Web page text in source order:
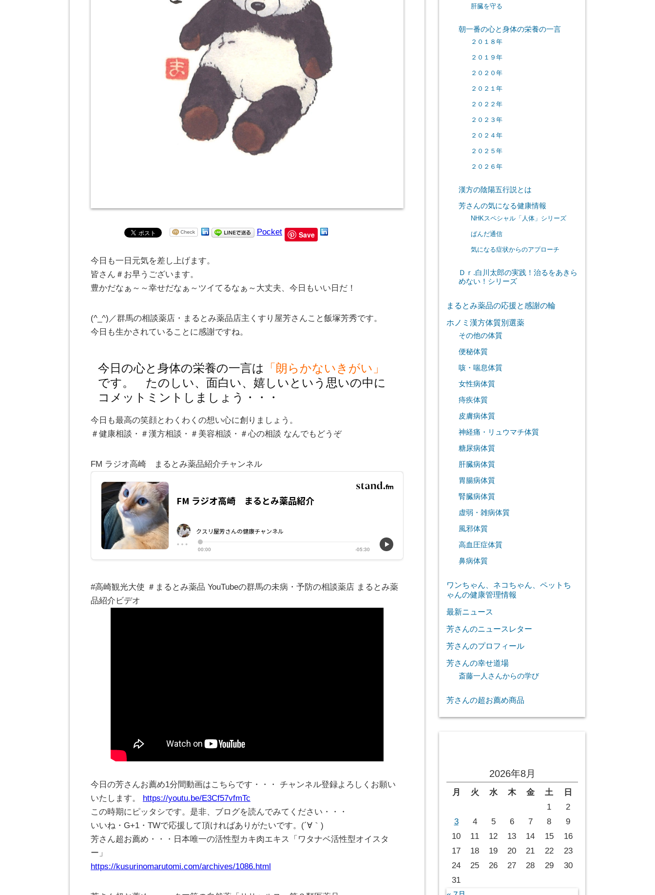
Pocket Save
今日も一日元気を差し上げます。
皆さん＃お早うございます。
豊かだなぁ～～幸せだなぁ～ツイてるなぁ～大丈夫、今日もいい日だ！
(^_^)／群馬の相談薬店・まるとみ薬品店主くすり屋芳さんこと飯塚芳秀です。
今日も生かされていることに感謝ですね。
今日の心と身体の栄養の一言は
「朗らかないきがい」
です。 たのしい、面白い、嬉しいという思いの中に
コメットミントしましょう・・・
今日も最高の笑顔とわくわくの想い心に創りましょう。
＃健康相談・＃漢方相談・＃美容相談・＃心の相談 なんでもどうぞ
FM ラジオ高崎 まるとみ薬品紹介チャンネル
#高崎観光大使 ＃まるとみ薬品 YouTubeの群馬の未病・予防の相談薬店 まるとみ薬
品紹介ビデオ
今日の芳さんお薦め1分間動画はこちらです・・・ チャンネル登録よろしくお願い
いたします。 https://youtu.be/E3Cf57vfmTc
この時期にピッタシです。是非、ブログを読んでみてください・・・
いいね・G+1・TWで応援して頂ければありがたいです。(´∀｀ )
芳さん超お薦め・・・日本唯一の活性型カキ肉エキス「ワタナベ活性型オイスタ
ー」
https://kusurinomarutomi.com/archives/1086.html
肝臓を守る
朝一番の心と身体の栄養の一言
２０１８年
２０１９年
２０２０年
２０２１年
２０２２年
２０２３年
２０２４年
２０２５年
２０２６年
漢方の陰陽五行説とは
芳さんの気になる健康情報
NHKスペシャル「人体」シリーズ
ぱんだ通信
気になる症状からのアプローチ
Ｄｒ.白川太郎の実践！治るをあきら
めない！シリーズ
まるとみ薬品の応援と感謝の輪
ホノミ漢方体質別選薬
その他の体質
便秘体質
咳・喘息体質
女性病体質
痔疾体質
皮膚病体質
神経痛・リュウマチ体質
糖尿病体質
肝臓病体質
胃腸病体質
腎臓病体質
虚弱・雑病体質
風邪体質
高血圧症体質
鼻病体質
ワンちゃん、ネコちゃん、ペットち
ゃんの健康管理情報
最新ニュース
芳さんのニュースレター
芳さんのプロフィール
芳さんの幸せ道場
斎藤一人さんからの学び
芳さんの超お薦め商品
2026年8月
月 火 水 木 金 土
日
1
2
3
4 5 6 7 8
9
10
11 12 13 14 15
16
17
18 19 20 21 22
23
24
25 26 27 28 29
30
31